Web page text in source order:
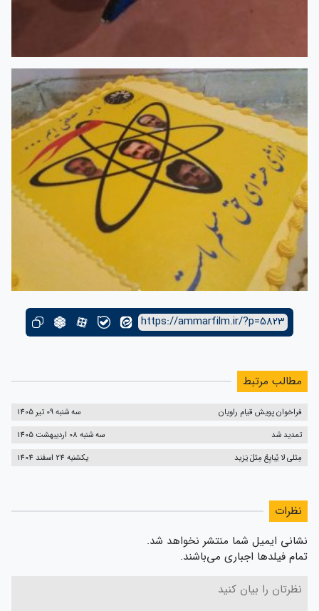
https://ammarfilm.ir/?p=5823
مطالب مرتبط
فراخوان پویش قیام راویان
سه شنبه 09 تیر 1405
تمدید شد
سه شنبه 08 اردیبهشت 1405
مِثلی لا یُبایِعُ مِثلَ یَزید
یکشنبه 24 اسفند 1404
نظرات
نشانی ایمیل شما منتشر نخواهد شد.
تمام فیلدها اجباری می‌باشند.